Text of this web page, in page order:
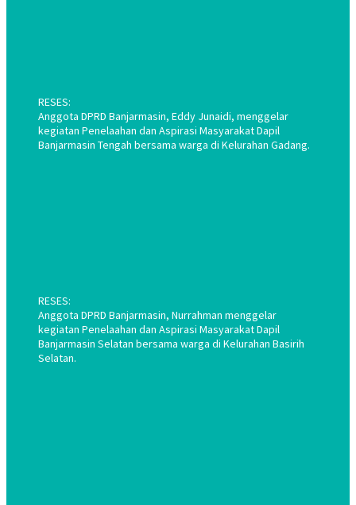
RESES:
Anggota DPRD Banjarmasin, Eddy Junaidi, menggelar
kegiatan Penelaahan dan Aspirasi Masyarakat Dapil
Banjarmasin Tengah bersama warga di Kelurahan Gadang.
RESES:
Anggota DPRD Banjarmasin, Nurrahman menggelar
kegiatan Penelaahan dan Aspirasi Masyarakat Dapil
Banjarmasin Selatan bersama warga di Kelurahan Basirih
Selatan.